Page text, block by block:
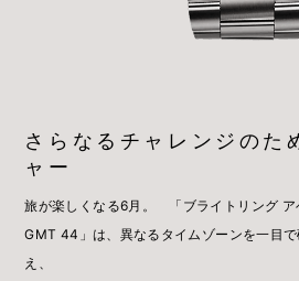
さらなるチャレンジのた
ャー
旅が楽しくなる6月。 「ブライトリング ア
GMT 44」は、異なるタイムゾーンを一目
え、